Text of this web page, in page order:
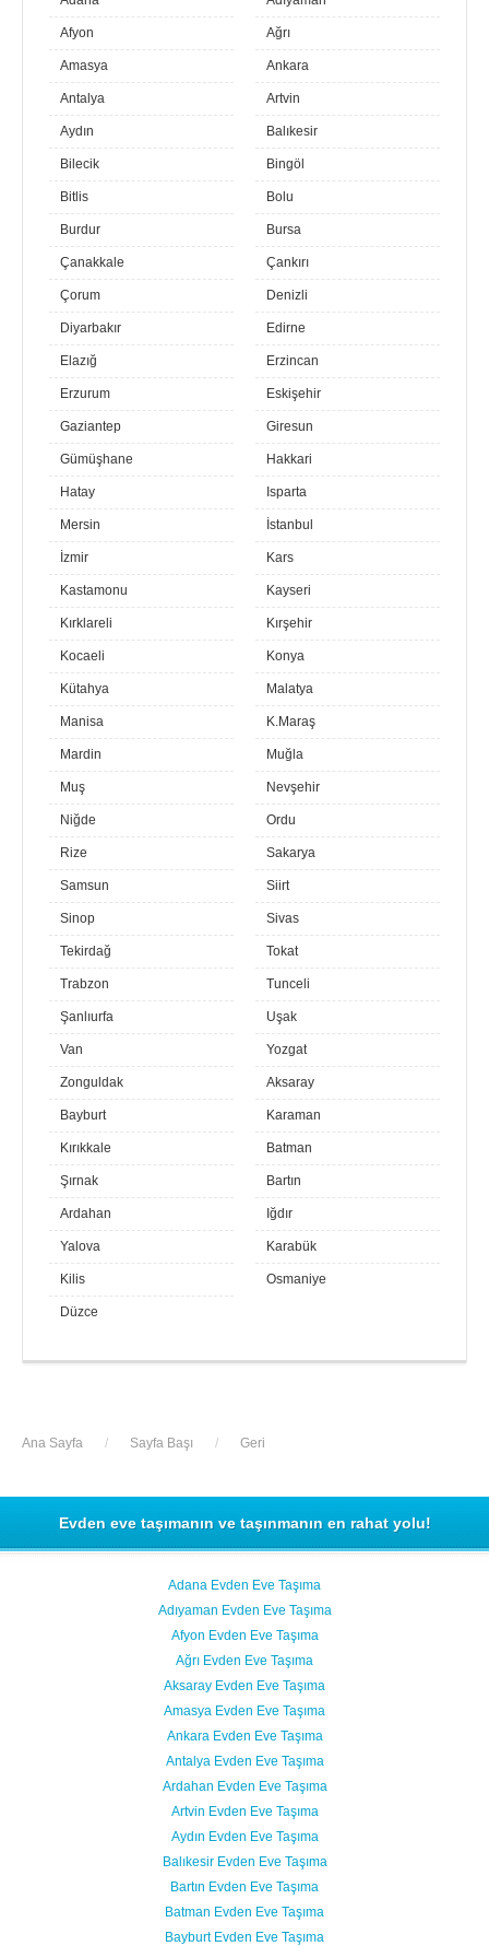
Afyon Ağrı
Amasya Ankara
Antalya Artvin
Aydın Balıkesir
Bilecik Bingöl
Bitlis Bolu
Burdur Bursa
Çanakkale Çankırı
Çorum Denizli
Diyarbakır Edirne
Elazığ Erzincan
Erzurum Eskişehir
Gaziantep Giresun
Gümüşhane Hakkari
Hatay Isparta
Mersin İstanbul
İzmir Kars
Kastamonu Kayseri
Kırklareli Kırşehir
Kocaeli Konya
Kütahya Malatya
Manisa K.Maraş
Mardin Muğla
Muş Nevşehir
Niğde Ordu
Rize Sakarya
Samsun Siirt
Sinop Sivas
Tekirdağ Tokat
Trabzon Tunceli
Şanlıurfa Uşak
Van Yozgat
Zonguldak Aksaray
Bayburt Karaman
Kırıkkale Batman
Şırnak Bartın
Ardahan Iğdır
Yalova Karabük
Kilis Osmaniye
Düzce
Ana Sayfa / Sayfa Başı / Geri
Evden eve taşımanın ve taşınmanın en rahat yolu!
Adana Evden Eve Taşıma
Adıyaman Evden Eve Taşıma
Afyon Evden Eve Taşıma
Ağrı Evden Eve Taşıma
Aksaray Evden Eve Taşıma
Amasya Evden Eve Taşıma
Ankara Evden Eve Taşıma
Antalya Evden Eve Taşıma
Ardahan Evden Eve Taşıma
Artvin Evden Eve Taşıma
Aydın Evden Eve Taşıma
Balıkesir Evden Eve Taşıma
Bartın Evden Eve Taşıma
Batman Evden Eve Taşıma
Bayburt Evden Eve Taşıma